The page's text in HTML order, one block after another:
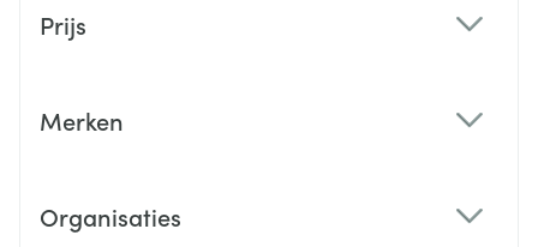
Prijs
Merken
Organisaties